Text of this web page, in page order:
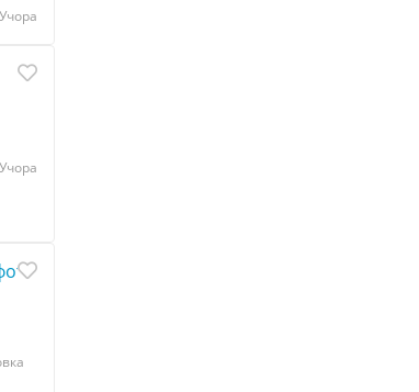
Учора
Учора
Слайдов г Николаев